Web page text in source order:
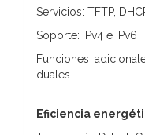
Servicios: TFTP,
Soporte: IPv4 e IPv6
Funciones
duales
Eficiencia